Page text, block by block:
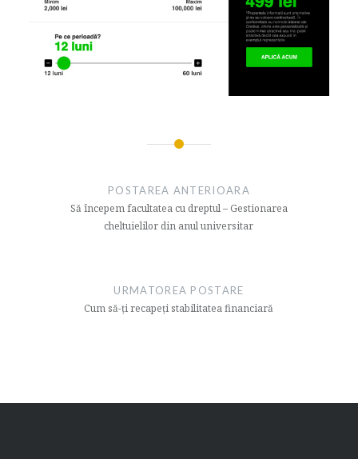
POSTAREA ANTERIOARA
Să începem facultatea cu dreptul – Gestionarea
cheltuielilor din anul universitar
URMATOREA POSTARE
Cum să-ți recapeți stabilitatea financiară